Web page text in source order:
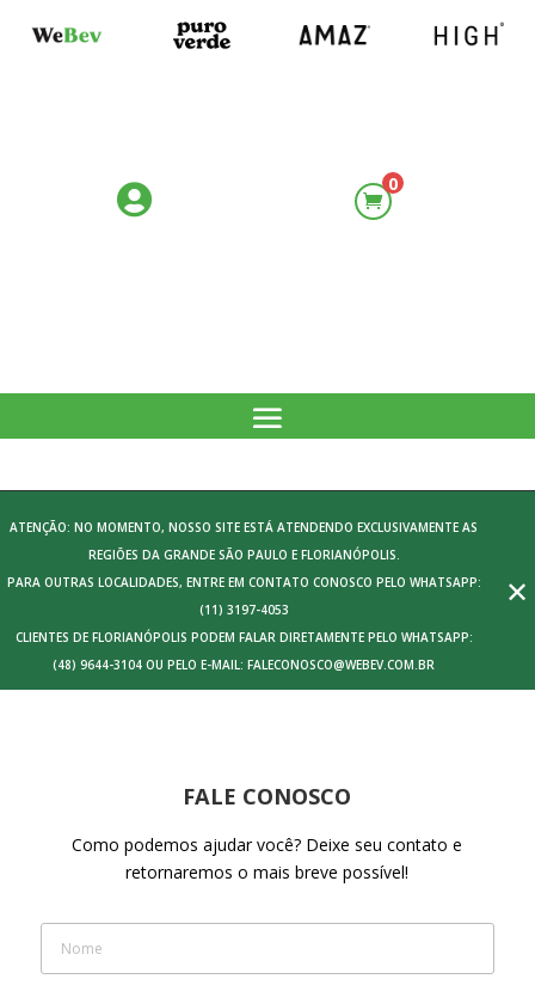
 0
ATENÇÃO: NO MOMENTO, NOSSO SITE ESTÁ ATENDENDO EXCLUSIVAMENTE AS
REGIÕES DA GRANDE SÃO PAULO E FLORIANÓPOLIS.
PARA OUTRAS LOCALIDADES, ENTRE EM CONTATO CONOSCO PELO WHATSAPP:
(11) 3197-4053
CLIENTES DE FLORIANÓPOLIS PODEM FALAR DIRETAMENTE PELO WHATSAPP:
(48) 9644-3104 OU PELO E-MAIL: FALECONOSCO@WEBEV.COM.BR
✕
FALE CONOSCO
Como podemos ajudar você? Deixe seu contato e
retornaremos o mais breve possível!